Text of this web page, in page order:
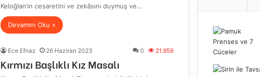
Keloğlan’ın cesaretini ve zekâsını duymuş ve…
Devamını Oku »
Ece Efnaz 26 Haziran 2023 0 21.959
Kırmızı Başlıklı Kız Masalı